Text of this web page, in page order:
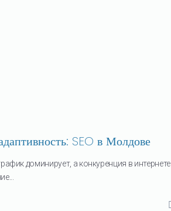
SEO в Молдове
доминирует, а конкуренция в интернете